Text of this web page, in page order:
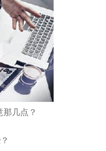
那几点？